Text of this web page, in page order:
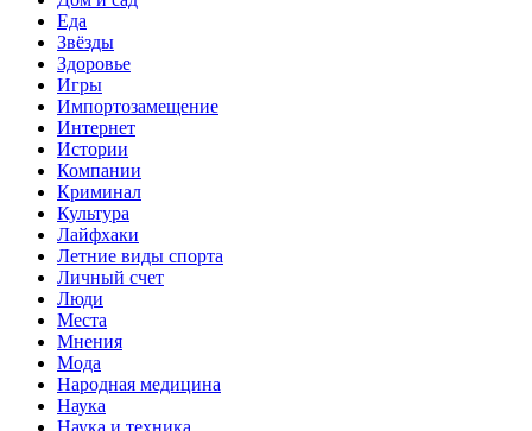
Еда
Звёзды
Здоровье
Игры
Импортозамещение
Интернет
Истории
Компании
Криминал
Культура
Лайфхаки
Летние виды спорта
Личный счет
Люди
Места
Мнения
Мода
Народная медицина
Наука
Наука и техника